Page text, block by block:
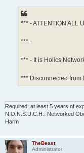
*** - ATTENTION ALL
*** -
*** - It is Holics
*** Disconnected from
Required: at least 5 years of
N.O.N.S.U.C.H.: Networked
Harm
TheBeast
Administrator